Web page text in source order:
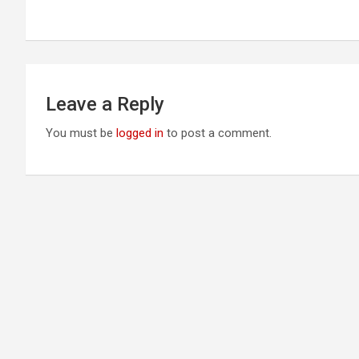
navigation
Leave a Reply
You must be logged in to post a comment.